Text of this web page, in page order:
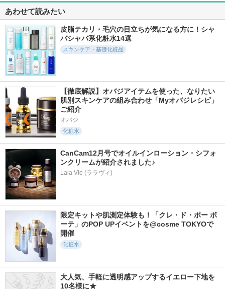
あわせて読みたい
皮脂テカリ・毛穴の目立ちが気になる方に！シャ
バシャバ系化粧水14選
スキンケア・基礎化粧品
【徹底解説】オバジアイテムを使った、なりたい
肌別スキンケアの組み合わせ「Myオバジレシピ」
ご紹介
オバジ
化粧水
CanCam12月号でオイルインローション・シフォ
ンクリームが紹介されました♪
Lala Vie (ララヴィ)
限定キットや肌測定体験も！「クレ・ド・ポー ボ
ーテ」のPOP UPイベントを@cosme TOKYOで
開催
化粧水
大人気、手軽に透明感アップするイエロー下地を
10名様に★